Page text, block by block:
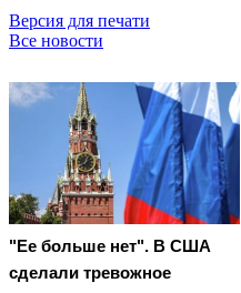
Версия для печати
Все новости
"Ее больше нет". В США
сделали тревожное